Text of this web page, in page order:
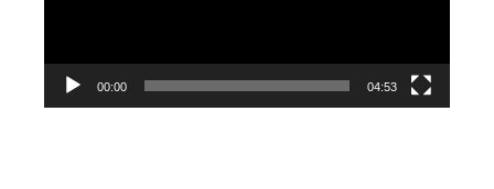
00:00 04:53